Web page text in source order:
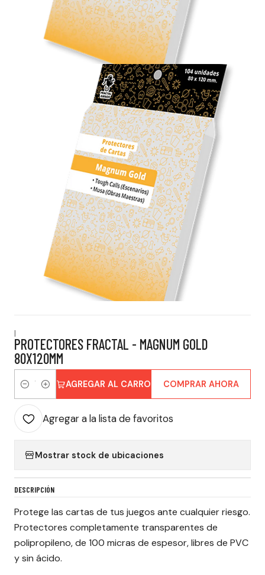
|
PROTECTORES FRACTAL - MAGNUM GOLD
80X120MM
Cantidad
AGREGAR AL CARRO COMPRAR AHORA
Agregar a la lista de favoritos
Mostrar stock de ubicaciones
DESCRIPCIÓN
Protege las cartas de tus juegos ante cualquier riesgo.
Protectores completamente transparentes de
polipropileno, de 100 micras de espesor, libres de PVC
y sin ácido.